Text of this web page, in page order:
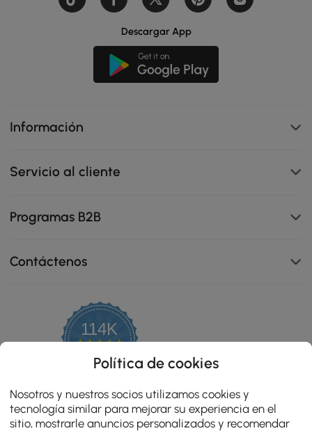
Descargar App
Información
Servicio al cliente
Programas B2B
Contáctenos
114K
4.8
star
rating
OPINIONES CERTIFICADAS
Política de cookies
Nosotros y nuestros socios utilizamos cookies y
tecnología similar para mejorar su experiencia en el
sitio, mostrarle anuncios personalizados y recomendar